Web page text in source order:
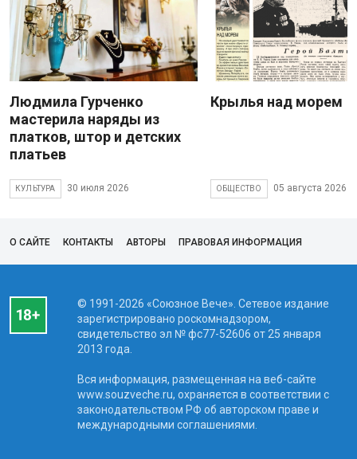
Людмила Гурченко
мастерила наряды из
платков, штор и детских
платьев
КУЛЬТУРА 30 июля 2026
Крылья над морем
ОБЩЕСТВО 05 августа 2026
О САЙТЕ КОНТАКТЫ АВТОРЫ ПРАВОВАЯ ИНФОРМАЦИЯ
© 1991-2026 «Союзное Вече». Сетевое издание
зарегистрировано роскомнадзором,
свидетельство эл № фc77-52606 от 25 января
2013 года.
Вся информация, размещенная на веб-сайте
www.souzveche.ru, охраняется в соответствии с
законодательством РФ об авторском праве и
международными соглашениями.